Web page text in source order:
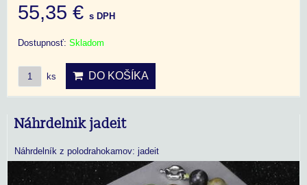
55,35 € s DPH
Dostupnosť: Skladom
ks DO KOŠÍKA
Náhrdelnik jadeit
Náhrdelník z polodrahokamov: jadeit